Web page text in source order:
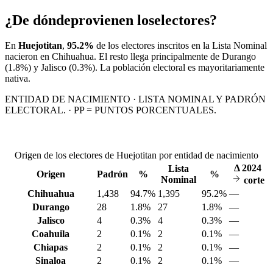
¿De dóndeprovienen loselectores?
En Huejotitan, 95.2% de los electores inscritos en la Lista Nominal
nacieron en Chihuahua. El resto llega principalmente de Durango
(1.8%) y Jalisco (0.3%). La población electoral es mayoritariamente
nativa.
ENTIDAD DE NACIMIENTO · LISTA NOMINAL Y PADRÓN
ELECTORAL. · PP = PUNTOS PORCENTUALES.
Origen de los electores de Huejotitan por entidad de nacimiento
Origen
Padrón %
Lista
Nominal
%
Δ2024
corte
Chihuahua
1,438 94.7% 1,395 95.2% —
Durango
28 1.8% 27 1.8%
—
Jalisco
4 0.3% 4 0.3%
—
Coahuila
2 0.1% 2 0.1%
—
Chiapas
2 0.1% 2 0.1%
—
Sinaloa
2 0.1% 2 0.1%
—